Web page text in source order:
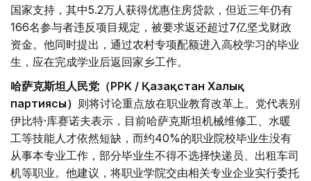
国家支持，其中5.2万人获得优惠住房贷款，但近三年仍有
166名参与者违反项目规定，被要求返还超过7亿坚戈财政
资金。他同时提出，通过农村专项配额进入高校学习的毕业
生，应在完成学业后返回家乡工作。
哈萨克斯坦人民党（PPK / Қазақстан Халық
партиясы） 则将讨论重点放在职业教育改革上。党代表别
伊比特·库赛诺夫表示，目前哈萨克斯坦机械维修工、水暖
工等技能人才依然短缺，而约40%的职业院校毕业生没有
从事本专业工作，部分毕业生不得不选择快递员、出租车司
机等职业。他建议，将职业学院交由相关专业企业实行委托